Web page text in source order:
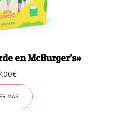
en McBurger’s»
€
MÁS